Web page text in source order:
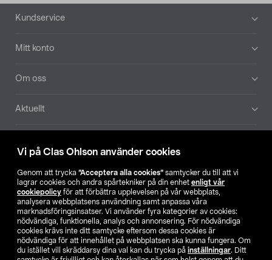
Vi på Clas Ohlson använder cookies
Genom att trycka ”Acceptera alla cookies” samtycker du till att vi
lagrar cookies och andra spårtekniker på din enhet enligt vår
cookiepolicy för att förbättra upplevelsen på vår webbplats,
analysera webbplatsens användning samt anpassa våra
marknadsföringsinsatser. Vi använder fyra kategorier av cookies:
nödvändiga, funktionella, analys och annonsering. För nödvändiga
cookies krävs inte ditt samtycke eftersom dessa cookies är
nödvändiga för att innehållet på webbplatsen ska kunna fungera. Om
du istället vill skräddarsy dina val kan du trycka på inställningar. Ditt
Sidfot
Kundservice
Mitt konto
Om oss
Aktuellt
Hitta butik
SE NO FI